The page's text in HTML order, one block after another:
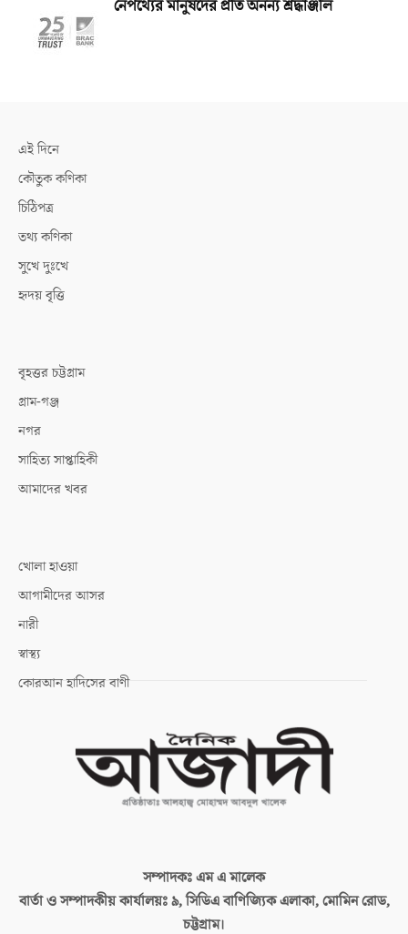
নেপথ্যের মানুষদের প্রতি অনন্য শ্রদ্ধাঞ্জলি
এই দিনে
কৌতুক কণিকা
চিঠিপত্র
তথ্য কণিকা
সুখে দুঃখে
হৃদয় বৃত্তি
বৃহত্তর চট্টগ্রাম
গ্রাম-গঞ্জ
নগর
সাহিত্য সাপ্তাহিকী
আমাদের খবর
খোলা হাওয়া
আগামীদের আসর
নারী
স্বাস্থ্য
কোরআন হাদিসের বাণী
সম্পাদকঃএম এ মালেক
বার্তা ও সম্পাদকীয় কার্যালয়ঃ৯, সিডিএ বাণিজ্যিক এলাকা, মোমিন রোড,
চট্টগ্রাম।